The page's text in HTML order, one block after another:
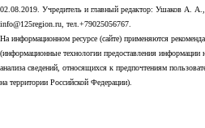
02.08.2019. Учредитель и главный редактор: Ушаков А. А.,
info@125region.ru, тел.+79025056767.
На информационном ресурсе (сайте) применяются
(информационные технологии предоставления информации
анализа сведений, относящихся к предпочтениям
на территории Российской Федерации).